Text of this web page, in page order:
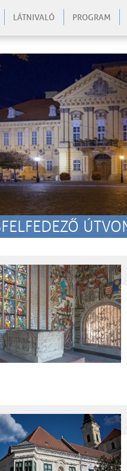
LÁTNIVALÓ PROGRAM